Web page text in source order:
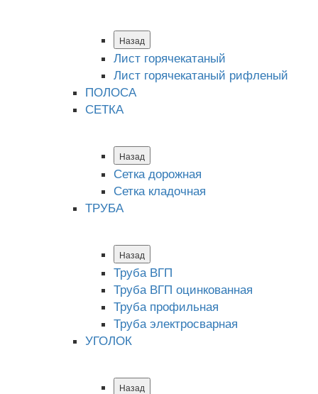
Назад
Лист горячекатаный
Лист горячекатаный рифленый
ПОЛОСА
СЕТКА
Назад
Сетка дорожная
Сетка кладочная
ТРУБА
Назад
Труба ВГП
Труба ВГП оцинкованная
Труба профильная
Труба электросварная
УГОЛОК
Назад